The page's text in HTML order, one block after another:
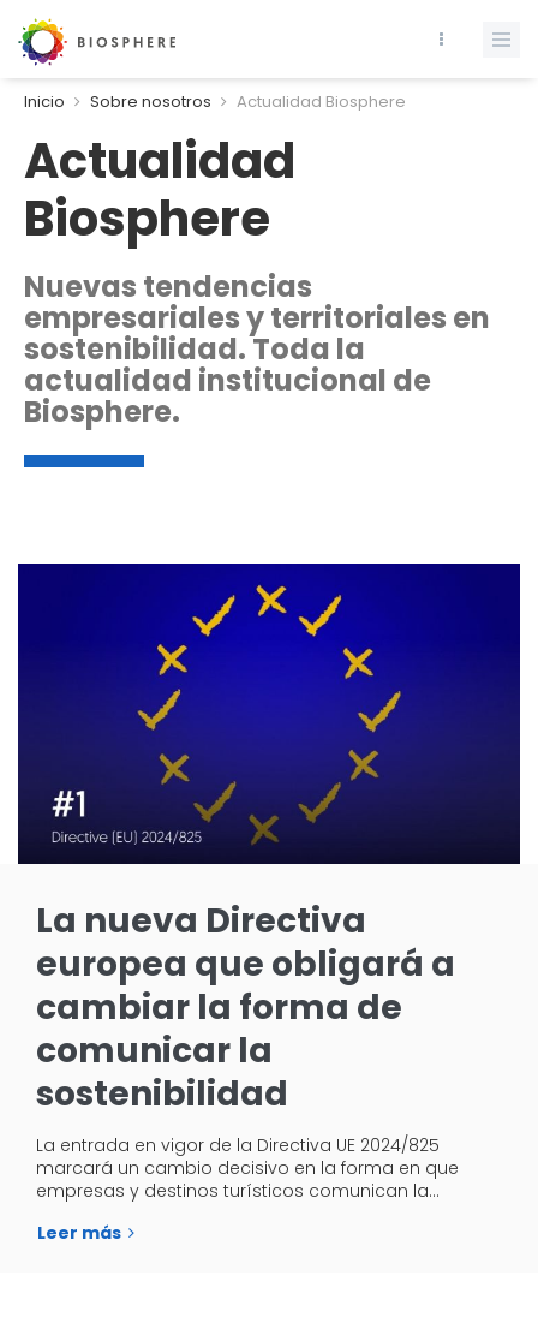
Inicio Sobre nosotros Actualidad Biosphere
Actualidad
Biosphere
Nuevas tendencias
empresariales y territoriales en
sostenibilidad. Toda la
actualidad institucional de
Biosphere.
La nueva Directiva
europea que obligará a
cambiar la forma de
comunicar la
sostenibilidad
La entrada en vigor de la Directiva UE 2024/825
marcará un cambio decisivo en la forma en que
empresas y destinos turísticos comunican la…
Leer más